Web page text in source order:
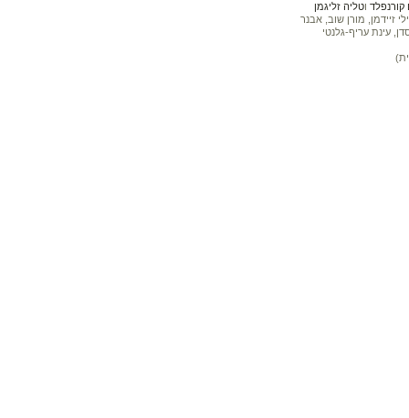
וטליה זליגמן
זיידמן, מורן שוב, אבנר
עינת עריף-גלנטי